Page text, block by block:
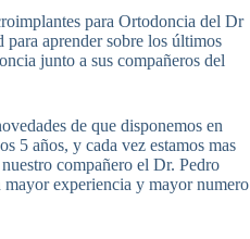
para Ortodoncia del Dr
aprender sobre los últimos
junto a sus compañeros del
de que disponemos en
5 años, y cada vez estamos mas
compañero el Dr. Pedro
mayor experiencia y mayor numero